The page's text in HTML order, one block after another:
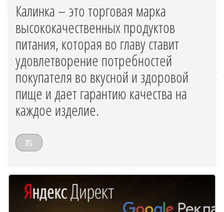
Калинка – это торговая марка
высококачественных продуктов
питания, которая во главу ставит
удовлетворение потребностей
покупателя во вкусной и здоровой
пище и дает гарантию качества на
каждое изделие.